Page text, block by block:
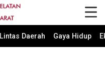
Lintas Daerah Gaya Hidup